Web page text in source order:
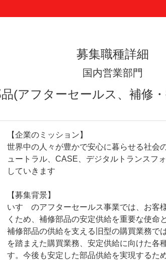
国内営業部門
(アフターセールス、補修
【企業のミッション】
世界中の人々が豊かで安心に暮らせる社会
ュートラル、CASE、デジタルトランスフ
していきます
【募集背景】
いすゞのアフターセールス事業では、お客
くため、補修部品の安定供給を重要な使命
補修部品の供給を支える旧型の購買業務で
を踏まえた購買業務、安定供給に向けた各
す。今後も安定した部品供給を実現するた